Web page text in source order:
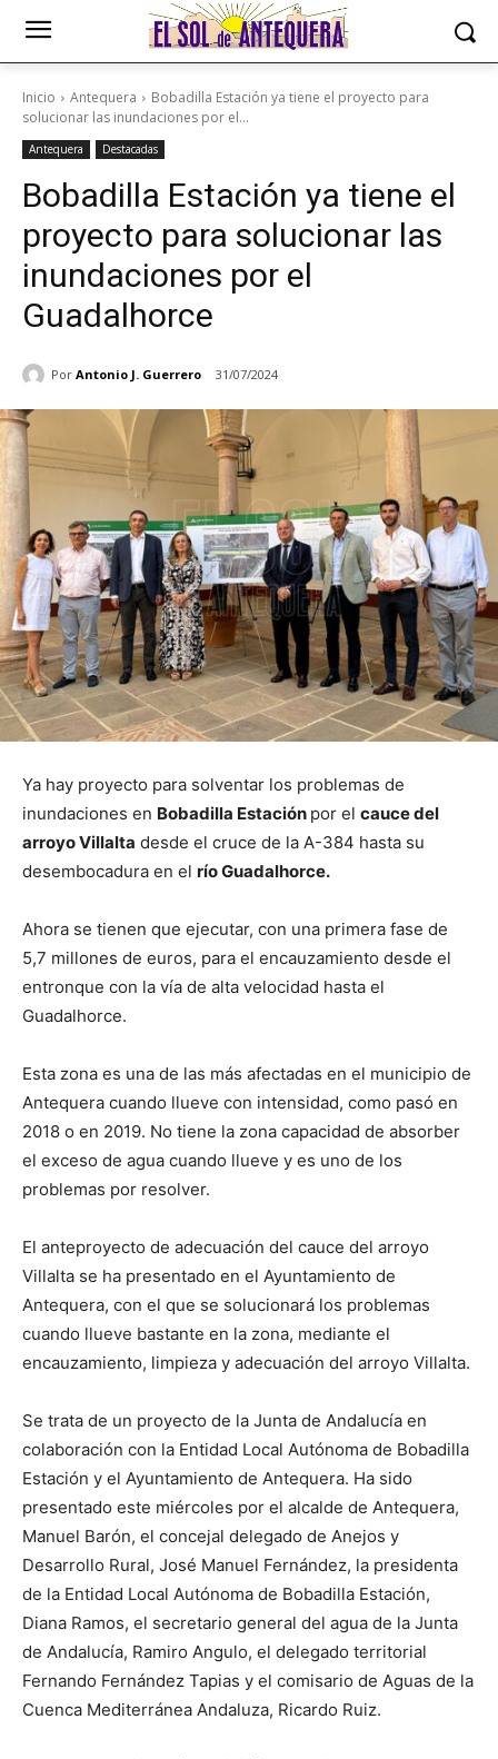
Inicio Antequera
Bobadilla Estación ya tiene el proyecto para
solucionar las inundaciones por el...
Antequera Destacadas
Bobadilla Estación ya tiene el
proyecto para solucionar las
inundaciones por el
Guadalhorce
Por Antonio J. Guerrero 31/07/2024
Ya hay proyecto para solventar los problemas de
inundaciones en Bobadilla Estación por el cauce del
arroyo Villalta desde el cruce de la A-384 hasta su
desembocadura en el río Guadalhorce.
Ahora se tienen que ejecutar, con una primera fase de
5,7 millones de euros, para el encauzamiento desde el
entronque con la vía de alta velocidad hasta el
Guadalhorce.
Esta zona es una de las más afectadas en el municipio de
Antequera cuando llueve con intensidad, como pasó en
2018 o en 2019. No tiene la zona capacidad de absorber
el exceso de agua cuando llueve y es uno de los
problemas por resolver.
El anteproyecto de adecuación del cauce del arroyo
Villalta se ha presentado en el Ayuntamiento de
Antequera, con el que se solucionará los problemas
cuando llueve bastante en la zona, mediante el
encauzamiento, limpieza y adecuación del arroyo Villalta.
Se trata de un proyecto de la Junta de Andalucía en
colaboración con la Entidad Local Autónoma de Bobadilla
Estación y el Ayuntamiento de Antequera. Ha sido
presentado este miércoles por el alcalde de Antequera,
Manuel Barón, el concejal delegado de Anejos y
Desarrollo Rural, José Manuel Fernández, la presidenta
de la Entidad Local Autónoma de Bobadilla Estación,
Diana Ramos, el secretario general del agua de la Junta
de Andalucía, Ramiro Angulo, el delegado territorial
Fernando Fernández Tapias y el comisario de Aguas de la
Cuenca Mediterránea Andaluza, Ricardo Ruiz.